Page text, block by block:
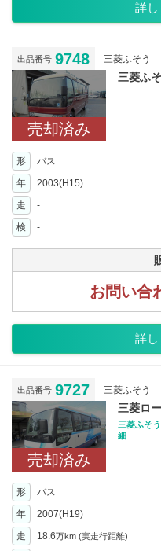
詳し
出品番号 9748 三菱ふそう
売却済み
三菱ふ
形 バス
年
2003(H15)
走 -
検
-
お問い合
詳し
出品番号 9727 三菱ふそう
売却済み
三菱ロ
三菱ふそ
細
形 バス
年
2007(H19)
走 18.6万km (実走行距離)